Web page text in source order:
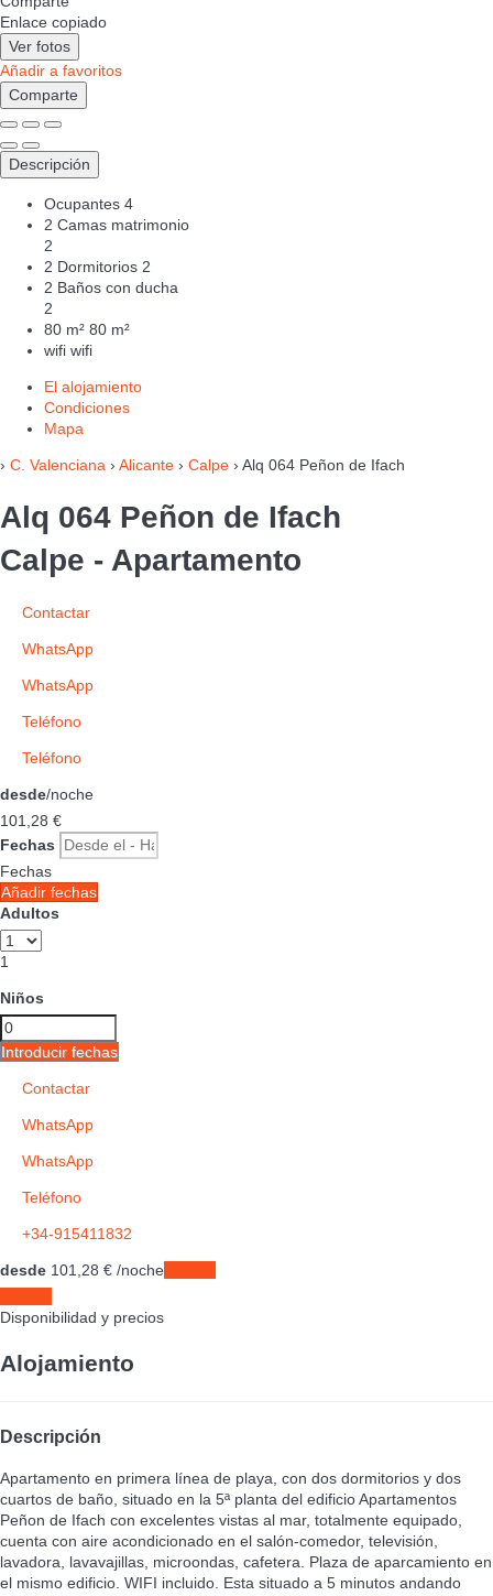
Enlace copiado
Ver fotos
Añadir a favoritos
Comparte
Descripción
Ocupantes 4
2 Camas matrimonio
2
2 Dormitorios 2
2 Baños con ducha
2
80 m² 80 m²
wifi wifi
El alojamiento
Condiciones
Mapa
› C. Valenciana › Alicante › Calpe › Alq 064 Peñon de Ifach
Alq 064 Peñon de Ifach
Calpe - Apartamento
Contactar
WhatsApp
WhatsApp
Teléfono
Teléfono
desde/noche
101, 28 €
Fechas
Fechas
Añadir fechas
Adultos
1
Niños
Introducir fechas
Contactar
WhatsApp
WhatsApp
Teléfono
+34-915411832
desde 101, 28 € /noche
Disponibilidad y precios
Alojamiento
Descripción
Apartamento en primera línea de playa, con dos dormitorios y dos
cuartos de baño, situado en la 5ª planta del edificio Apartamentos
Peñon de Ifach con excelentes vistas al mar, totalmente equipado,
cuenta con aire acondicionado en el salón-comedor, televisión,
lavadora, lavavajillas, microondas, cafetera. Plaza de aparcamiento en
el mismo edificio. WIFI incluido. Esta situado a 5 minutos andando